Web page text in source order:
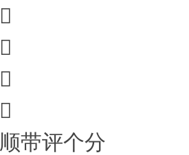




顺带评个分